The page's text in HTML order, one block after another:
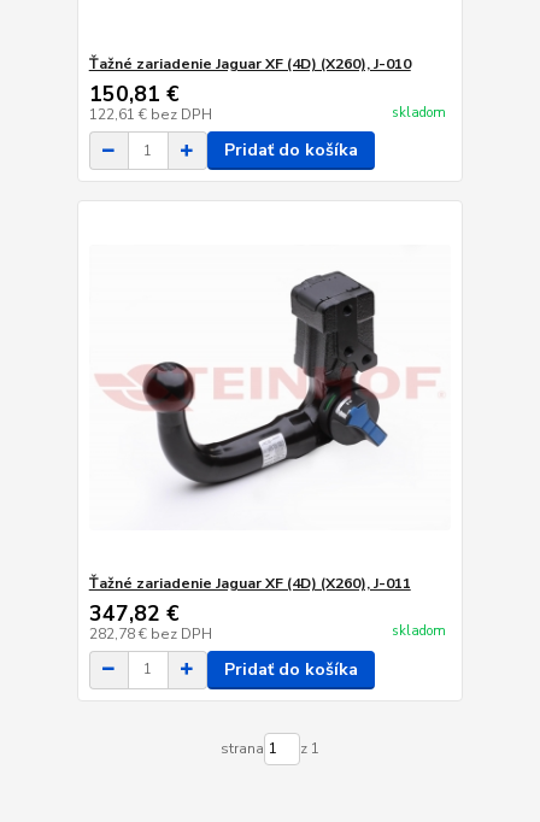
Ťažné zariadenie Jaguar XF (4D) (X260), J-010
150,81 €
122,61 € bez DPH skladom
Pridať do košíka
Ťažné zariadenie Jaguar XF (4D) (X260), J-011
347,82 €
282,78 € bez DPH skladom
Pridať do košíka
strana z 1